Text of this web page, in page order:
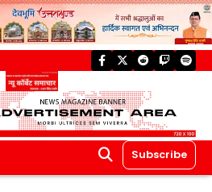
facebook
twitterreddittwitch
Subscribe